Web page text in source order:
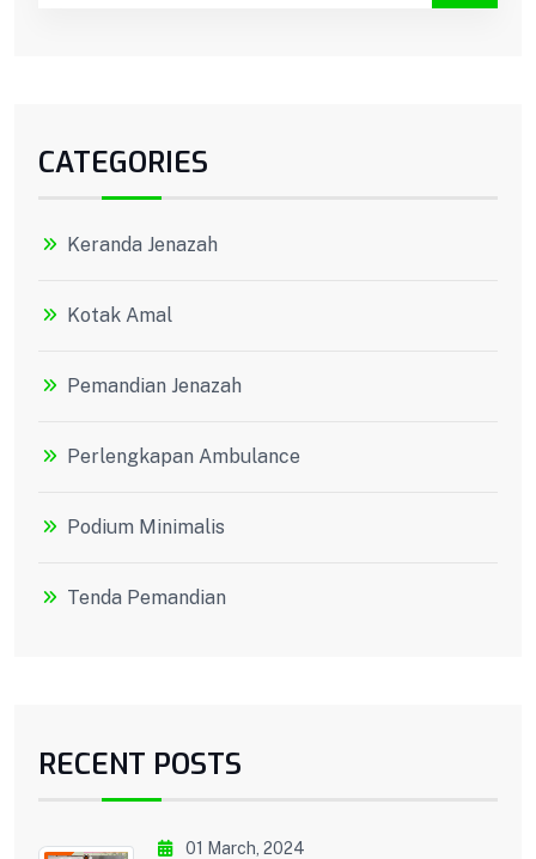
CATEGORIES
Keranda Jenazah
Kotak Amal
Pemandian Jenazah
Perlengkapan Ambulance
Podium Minimalis
Tenda Pemandian
RECENT POSTS
01 March, 2024